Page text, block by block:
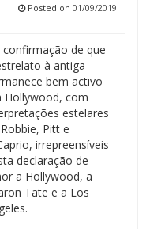
Posted on 01/09/2019
de que
à antiga
bem activo
Hollywood, com
estelares
Pitt e
irrepreensíveis
declaração de
a Hollywood, a
Tate e a Los